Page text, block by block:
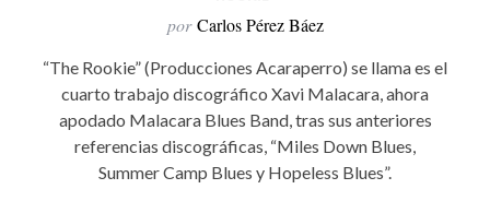
por Carlos Pérez Báez
“The Rookie” (Producciones Acaraperro) se llama es el
cuarto trabajo discográfico Xavi Malacara, ahora
apodado Malacara Blues Band, tras sus anteriores
referencias discográficas, “Miles Down Blues,
Summer Camp Blues y Hopeless Blues”.